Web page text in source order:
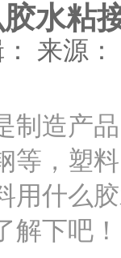
水粘
来源：
制造产
等，塑
用什么
解下吧！